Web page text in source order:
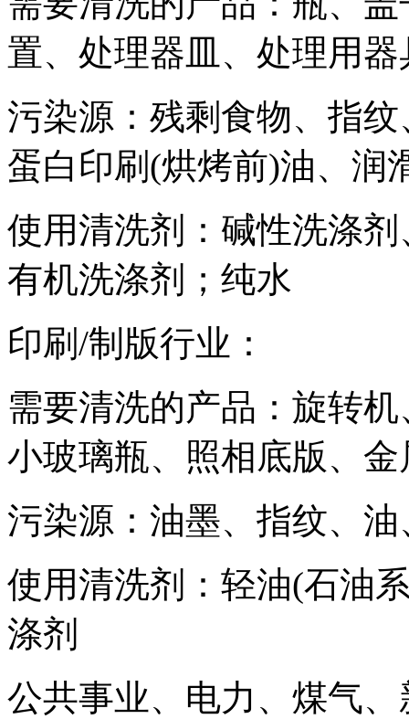
置、处理器皿、处理用
污染源：残剩食物、指
蛋白印刷(烘烤前)油、润
使用清洗剂：碱性洗涤
有机洗涤剂；纯水
印刷/制版行业：
需要清洗的产品：旋转
小玻璃瓶、照相底版、
污染源：油墨、指纹、油
使用清洗剂：轻油(石油
涤剂
公共事业、电力、煤气